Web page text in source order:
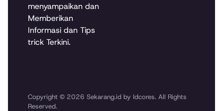
menyampaikan dan
Memberikan
Informasi dan Tips
trick Terkini.
Copyright © 2026 Sekarang.id by Idcores. All Rights
Reserved.